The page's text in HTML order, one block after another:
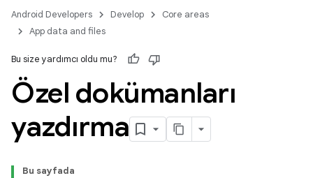
Android Developers Develop
Core areas
App data and files
Bu size yardımcı oldu mu?
Özel dokümanları
yazdırma
Bu sayfada